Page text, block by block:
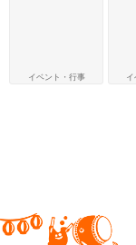
イベント・行事